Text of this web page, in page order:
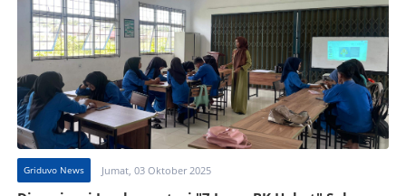
Griduvo News Jumat, 03 Oktober 2025